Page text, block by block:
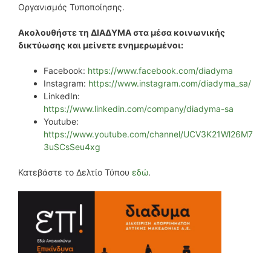
Οργανισμός Τυποποίησης.
Ακολουθήστε τη ΔΙΑΔΥΜΑ στα μέσα κοινωνικής
δικτύωσης και μείνετε ενημερωμένοι:
Facebook: https://www.facebook.com/diadyma
Instagram: https://www.instagram.com/diadyma_sa/
LinkedIn:
https://www.linkedin.com/company/diadyma-sa
Youtube:
https://www.youtube.com/channel/UCV3K21Wl26M7
3uSCsSeu4xg
Κατεβάστε το Δελτίο Τύπου εδώ.